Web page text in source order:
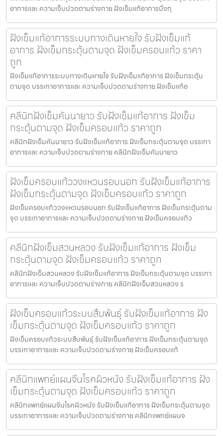
อาการและ ความเจ็บปวดตามร่างกาย ฝังเข็มแก้อาการบึงกุ
ฝังเข็มแก้อาการระบบทางเดินหายใจ รับฝังเข็มแก้
อาการ ฝังเข็มกระตุ้นตามจุด ฝังเข็มครอบแก้ว ราคา
ถูก
ฝังเข็มแก้อาการระบบทางเดินหายใจ รับฝังเข็มแก้อาการ ฝังเข็มกระตุ้น
ตามจุด บรรเทาอาการและ ความเจ็บปวดตามร่างกาย ฝังเข็มแก้อ
คลีนิกฝังเข็มคันนายาว รับฝังเข็มแก้อาการ ฝังเข็ม
กระตุ้นตามจุด ฝังเข็มครอบแก้ว ราคาถูก
คลีนิกฝังเข็มคันนายาว รับฝังเข็มแก้อาการ ฝังเข็มกระตุ้นตามจุด บรรเทา
อาการและ ความเจ็บปวดตามร่างกาย คลีนิกฝังเข็มคันนายาว
ฝังเข็มครอบแก้ววงแหวนรอบนอก รับฝังเข็มแก้อาการ
ฝังเข็มกระตุ้นตามจุด ฝังเข็มครอบแก้ว ราคาถูก
ฝังเข็มครอบแก้ววงแหวนรอบนอก รับฝังเข็มแก้อาการ ฝังเข็มกระตุ้นตาม
จุด บรรเทาอาการและ ความเจ็บปวดตามร่างกาย ฝังเข็มครอบแก้ว
คลีนิกฝังเข็มสวนหลวง รับฝังเข็มแก้อาการ ฝังเข็ม
กระตุ้นตามจุด ฝังเข็มครอบแก้ว ราคาถูก
คลีนิกฝังเข็มสวนหลวง รับฝังเข็มแก้อาการ ฝังเข็มกระตุ้นตามจุด บรรเทา
อาการและ ความเจ็บปวดตามร่างกาย คลีนิกฝังเข็มสวนหลวง ร
ฝังเข็มครอบแก้วระบบสืบพันธุ์ รับฝังเข็มแก้อาการ ฝัง
เข็มกระตุ้นตามจุด ฝังเข็มครอบแก้ว ราคาถูก
ฝังเข็มครอบแก้วระบบสืบพันธุ์ รับฝังเข็มแก้อาการ ฝังเข็มกระตุ้นตามจุด
บรรเทาอาการและ ความเจ็บปวดตามร่างกาย ฝังเข็มครอบแก้
คลีนิกแพทย์แผนจีนโรคผิวหนัง รับฝังเข็มแก้อาการ ฝัง
เข็มกระตุ้นตามจุด ฝังเข็มครอบแก้ว ราคาถูก
คลีนิกแพทย์แผนจีนโรคผิวหนัง รับฝังเข็มแก้อาการ ฝังเข็มกระตุ้นตามจุด
บรรเทาอาการและ ความเจ็บปวดตามร่างกาย คลีนิกแพทย์แผนจ